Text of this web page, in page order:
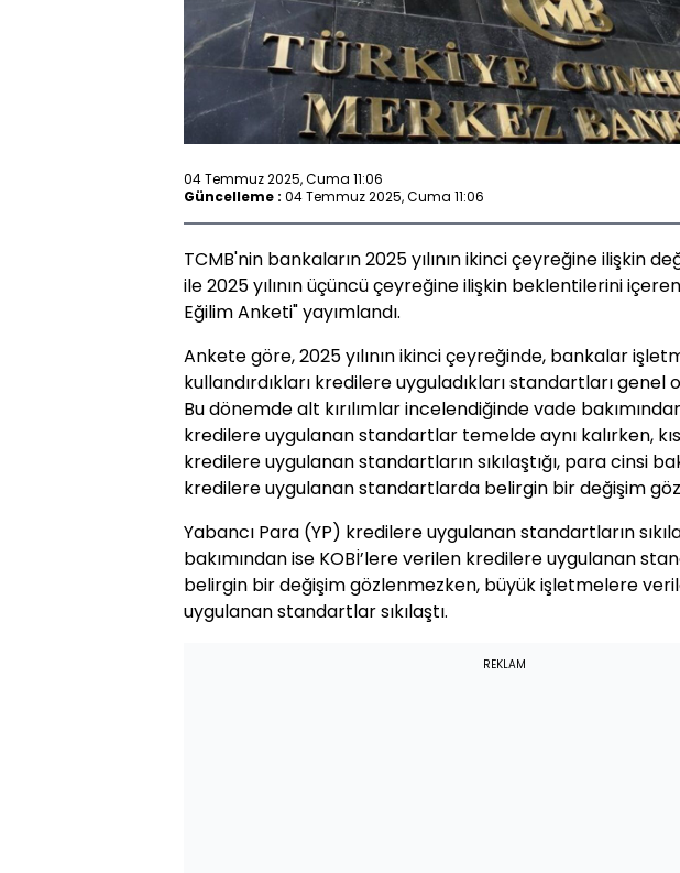
04 Temmuz 2025, Cuma 11:06
Güncelleme : 04 Temmuz 2025, Cuma 11:06
TCMB'nin bankaların 2025 yılının ikinci çeyreğine ilişkin
ile 2025 yılının üçüncü çeyreğine ilişkin beklentilerini
Eğilim Anketi" yayımlandı.
Ankete göre, 2025 yılının ikinci çeyreğinde, bankalar
kullandırdıkları kredilere uyguladıkları standartları genel
Bu dönemde alt kırılımlar incelendiğinde vade
kredilere uygulanan standartlar temelde aynı kalırken,
kredilere uygulanan standartların sıkılaştığı, para cinsi
kredilere uygulanan standartlarda belirgin bir değişim
Yabancı Para (YP) kredilere uygulanan standartların
bakımından ise KOBİ’lere verilen kredilere uygulanan
belirgin bir değişim gözlenmezken, büyük işletmelere
uygulanan standartlar sıkılaştı.
REKLAM